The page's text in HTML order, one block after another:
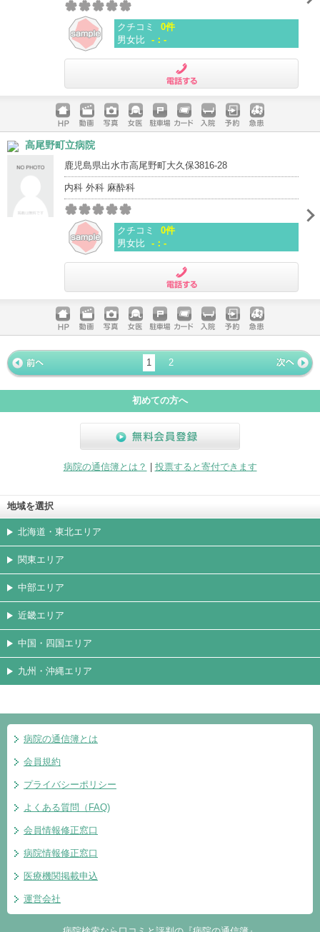
クチコミ
0件
男女比 -：-
ホームペ
ージ
動画 写真 女医 駐車場
クレジッ
入院 予約 急患
高尾野町立病院
鹿児島県出水市高尾野町大久保3816-28
内科 外科 麻酔科
クチコミ
0件
男女比 -：-
ホームペ
ージ
動画 写真 女医 駐車場
クレジッ
トカード
入院 予約 急患
« 前ペー
ジ
1
2
次ページ
»
初めての方へ
病院の通信簿とは？
投票すると寄付できます
地域を選択
北海道・東北エリア
関東エリア
中部エリア
近畿エリア
中国・四国エリア
九州・沖縄エリア
病院の通信簿とは
会員規約
プライバシーポリシー
よくある質問（FAQ)
会員情報修正窓口
病院情報修正窓口
医療機関掲載申込
運営会社